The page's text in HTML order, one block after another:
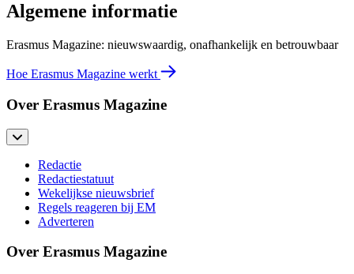
Algemene informatie
Erasmus Magazine: nieuwswaardig, onafhankelijk en betrouwbaar
Hoe Erasmus Magazine werkt
Over Erasmus Magazine
Redactie
Redactiestatuut
Wekelijkse nieuwsbrief
Regels reageren bij EM
Adverteren
Over Erasmus Magazine